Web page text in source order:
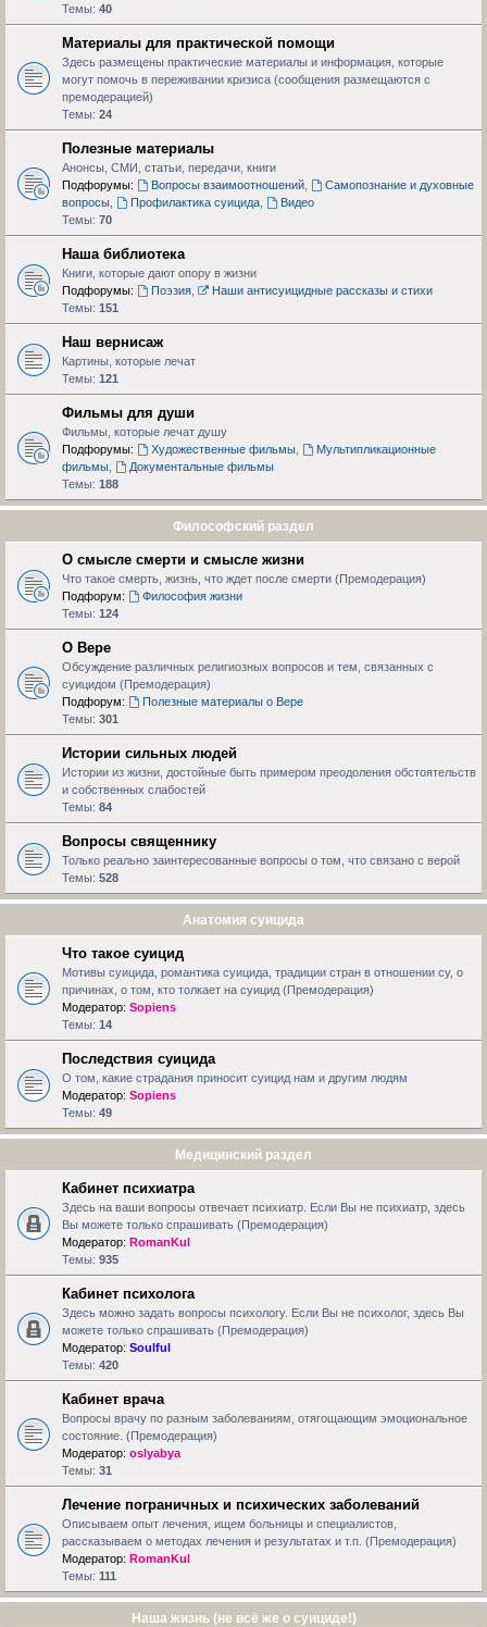
Темы: 40
Материалы для практической помощи
Здесь размещены практические материалы и информация, которые
могут помочь в переживании кризиса (сообщения размещаются с
премодерацией)
Темы: 24
Полезные материалы
Анонсы, СМИ, статьи, передачи, книги
Подфорумы:
Вопросы взаимоотношений,
Самопознание и духовные
вопросы
Профилактика суицида,
Видео
Темы: 70
Наша библиотека
Книги, которые дают опору в жизни
Подфорумы:
Поэзия,
Наши антисуицидные рассказы и стихи
Темы: 151
Наш вернисаж
Картины, которые лечат
Темы: 121
Фильмы для души
Фильмы, которые лечат душу
Подфорумы:
Художественные фильмы,
Мультипликационные
фильмы
Документальные фильмы
Темы: 188
Философский раздел
О смысле смерти и смысле жизни
Что такое смерть, жизнь, что ждет после смерти (Премодерация)
Подфорум:
Философия жизни
Темы: 124
О Вере
Обсуждение различных религиозных вопросов и тем, связанных с
суицидом (Премодерация)
Подфорум:
Полезные материалы о Вере
Темы: 301
Истории сильных людей
Истории из жизни, достойные быть примером преодоления обстоятельств
и собственных слабостей
Темы: 84
Вопросы священнику
Только реально заинтересованные вопросы о том, что связано с верой
Темы: 528
Анатомия суицида
Что такое суицид
Мотивы суицида, романтика суицида, традиции стран в отношении су, о
причинах, о том, кто толкает на суицид (Премодерация)
Модератор: Sopiens
Темы: 14
Последствия суицида
О том, какие страдания приносит суицид нам и другим людям
Модератор: Sopiens
Темы: 49
Медицинский раздел
Кабинет психиатра
Здесь на ваши вопросы отвечает психиатр. Если Вы не психиатр, здесь
Вы можете только спрашивать (Премодерация)
Модератор: RomanKul
Темы: 935
Кабинет психолога
Здесь можно задать вопросы психологу. Если Вы не психолог, здесь Вы
можете только спрашивать (Премодерация)
Модератор: Soulful
Темы: 420
Кабинет врача
Вопросы врачу по разным заболеваниям, отягощающим эмоциональное
состояние. (Премодерация)
Модератор: oslyabya
Темы: 31
Лечение пограничных и психических заболеваний
Описываем опыт лечения, ищем больницы и специалистов,
рассказываем о методах лечения и результатах и т.п. (Премодерация)
Модератор: RomanKul
Темы: 111
Наша жизнь (не всё же о суициде!)